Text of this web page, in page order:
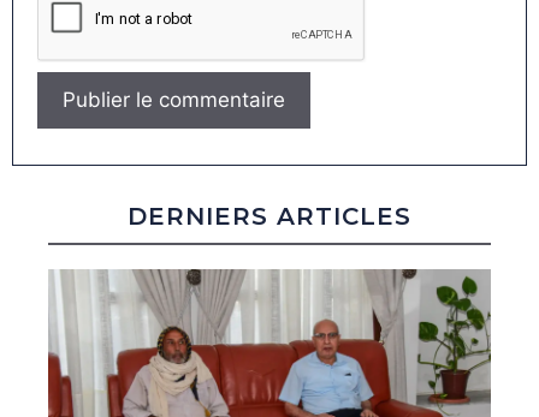
DERNIERS ARTICLES